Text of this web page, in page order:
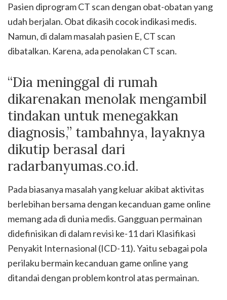
Pasien diprogram CT scan dengan obat-obatan yang
udah berjalan. Obat dikasih cocok indikasi medis.
Namun, di dalam masalah pasien E, CT scan
dibatalkan. Karena, ada penolakan CT scan.
“Dia meninggal di rumah
dikarenakan menolak mengambil
tindakan untuk menegakkan
diagnosis,” tambahnya, layaknya
dikutip berasal dari
radarbanyumas.co.id.
Pada biasanya masalah yang keluar akibat aktivitas
berlebihan bersama dengan kecanduan game online
memang ada di dunia medis. Gangguan permainan
didefinisikan di dalam revisi ke-11 dari Klasifikasi
Penyakit Internasional (ICD-11). Yaitu sebagai pola
perilaku bermain kecanduan game online yang
ditandai dengan problem kontrol atas permainan.